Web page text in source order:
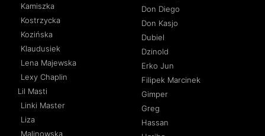
Kamiszka
Kostrzycka
Kozińska
Klaudusiek
Lena Majewska
Lexy Chaplin
Lil Masti
Linki Master
Liza
Malinowska
Don Diego
Don Kasjo
Dubiel
Dzinold
Erko Jun
Filipek Marcinek
Gimper
Greg
Hassan